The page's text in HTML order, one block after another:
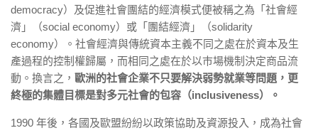
democracy）及促進社會團結的經濟模式便被稱之為「社會經
濟」（social economy）或「團結經濟」（solidarity
economy）。社會經濟與傳統資本主義不同之處在於資本及生
產過程的控制權歸屬，而相同之處在於以巿場機制決定商品流
動。換言之， 歐洲的社會企業不只要解決弱勢就業等問題，更
終極的集體目標是對多元社會的包容（inclusiveness）。
1990 年後，各國及歐盟紛紛以政策協助及資源投入，成為社會